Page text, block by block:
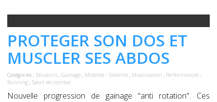
PROTEGER SON DOS ET
MUSCLER SES ABDOS
Catégories : Douleurs , Gainage , Mobilité - Stabilité , Musculation , Performances ,
Running , Sport de combat
Nouvelle progression de gainage "anti rotation". Ces